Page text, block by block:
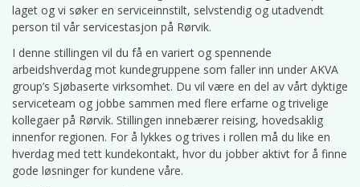
laget og vi søker en serviceinnstilt, selvstendig og utadvendt
person til vår servicestasjon på Rørvik.
I denne stillingen vil du få en variert og spennende
arbeidshverdag mot kundegruppene som faller inn under AKVA
group’s Sjøbaserte virksomhet. Du vil være en del av vårt dyktige
serviceteam og jobbe sammen med flere erfarne og trivelige
kollegaer på Rørvik. Stillingen innebærer reising, hovedsaklig
innenfor regionen. For å lykkes og trives i rollen må du like en
hverdag med tett kundekontakt, hvor du jobber aktivt for å finne
gode løsninger for kundene våre.